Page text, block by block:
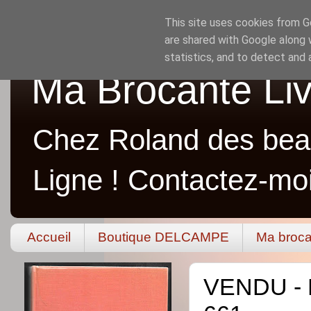
Ma Brocante
Chez Roland des
Ligne ! Contactez-
Accueil Boutique DELCAMPE Ma
VENDU -
This site uses cookies from
are shared with Google
statistics, and to detect and